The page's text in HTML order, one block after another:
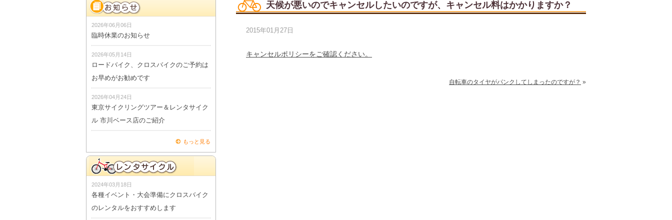
天候が悪いのでキャンセルしたいのですが、キャンセル料はかかりますか？
2015年01月27日
キャンセルポリシーをご確認ください。
自転車のタイヤがパンクしてしまったのですが？ »
2026年06月06日
臨時休業のお知らせ
2026年05月14日
ロードバイク、クロスバイクのご予約は
お早めがお勧めです
2026年04月24日
東京サイクリングツアー＆レンタサイク
ル 市川ベース店のご紹介
もっと見る
2024年03月18日
各種イベント・大会準備にクロスバイク
のレンタルをおすすめします